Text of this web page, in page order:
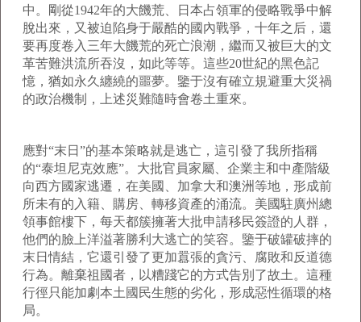
中。剛從1942年的大饑荒、日本占領軍的侵略戰爭中解
脫出來，又被迫陷身于嚴酷的國內戰爭，十年之后，還
要再度卷入三年大饑荒的死亡浪潮，繼而又被巨大的文
革苦難洪流所吞沒，如此等等。這些20世紀的黑色記
憶，猶如永久纏繞的噩夢。鑒于沒有確立規避重大災禍
的政治機制，上述災難隨時會卷土重來。
應對“末日”的基本策略就是逃亡，這引發了我所指稱
的“泰坦尼克效應”。大批官員家屬、企業主和中產階級
向西方國家逃遷，在美國、加拿大和澳洲等地，形成前
所未有的入籍、購房、轉移資產的涌流。美國駐廣州總
領事館樓下，每天都簇擁著大批申請移民簽證的人群，
他們的臉上洋溢著勝利大逃亡的笑容。鑒于破罐破摔的
末日情結，它還引發了更加囂張的貪污、腐敗和反道德
行為。離棄祖國者，以糟踐它的方式告別了故土。這種
行徑只能加劇本土國民生態的劣化，形成惡性循環的格
局。